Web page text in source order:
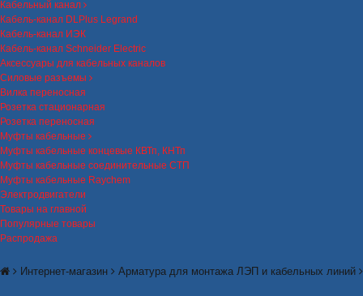
Кабельный канал
Кабель-канал DLPlus Legrand
Кабель-канал ИЭК
Кабель-канал Schneider Electric
Аксессуары для кабельных каналов
Силовые разъемы
Вилка переносная
Розетка стационарная
Розетка переносная
Муфты кабельные
Муфты кабельные концевые КВТп, КНТп
Муфты кабельные соединительные СТП
Муфты кабельные Raychem
Электродвигатели
Товары на главной
Популярные товары
Распродажа
Интернет-магазин Арматура для монтажа ЛЭП и кабельных линий